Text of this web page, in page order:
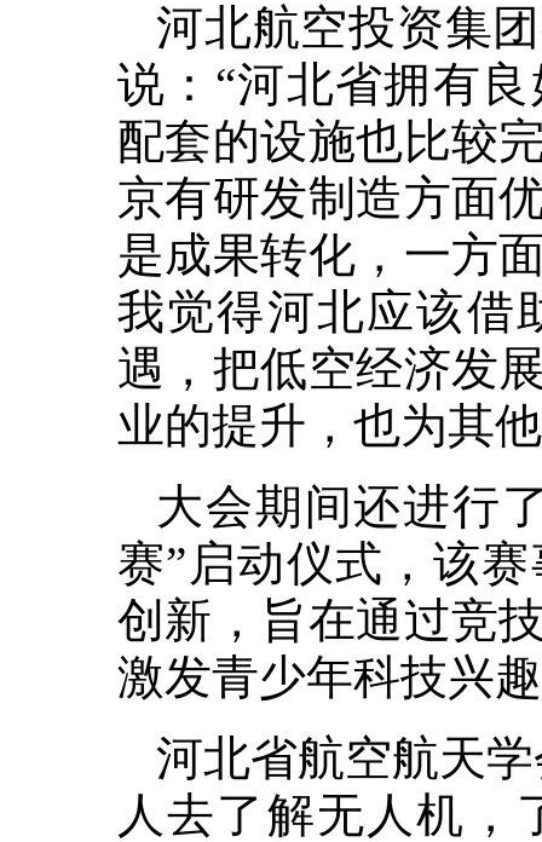
河北航空投资集
说：“河北省拥有
配套的设施也比较
京有研发制造方面
是成果转化，一方
我觉得河北应该借
遇，把低空经济发
业的提升，也为其
大会期间还进行
赛”启动仪式，该
创新，旨在通过竞
激发青少年科技兴
河北省航空航天
人去了解无人机，